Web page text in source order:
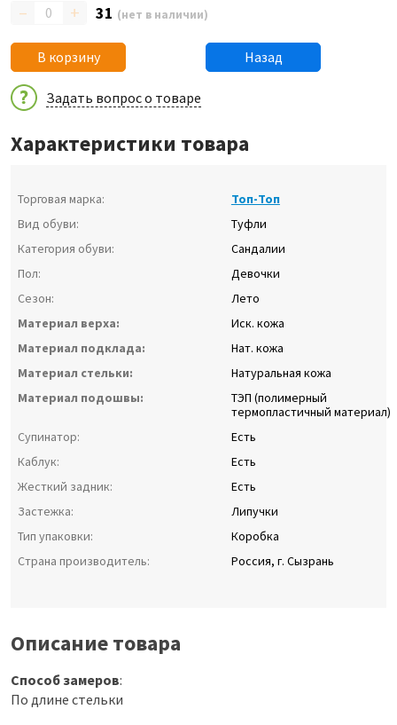
– + 31 (нет в наличии)
В корзину Назад
Задать вопрос о товаре
Характеристики товара
Торговая марка:
Топ-Топ
Вид обуви:
Туфли
Категория обуви:
Сандалии
Пол:
Девочки
Сезон:
Лето
Материал верха:
Иск. кожа
Материал подклада:
Нат. кожа
Материал стельки:
Натуральная кожа
Материал подошвы:
ТЭП (полимерный
термопластичный материал)
Супинатор:
Есть
Каблук:
Есть
Жесткий задник:
Есть
Застежка:
Липучки
Тип упаковки:
Коробка
Страна производитель:
Россия, г. Сызрань
Описание товара
Способ замеров:
По длине стельки